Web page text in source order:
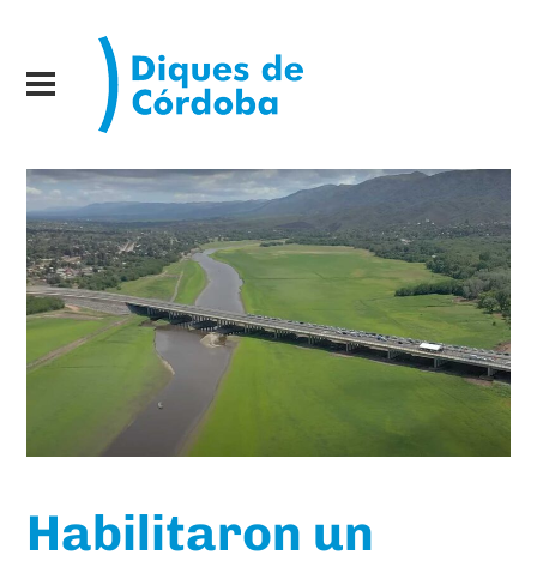
Habilitaron un